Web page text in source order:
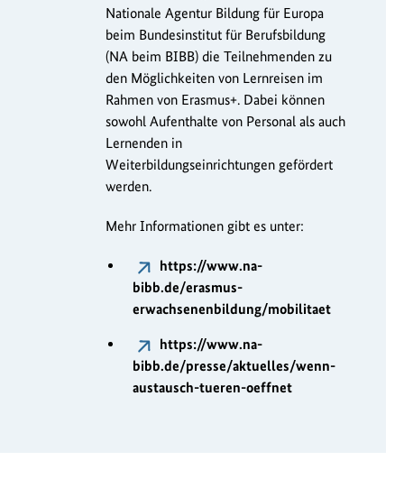
Nationale Agentur Bildung für Europa
beim Bundesinstitut für Berufsbildung
(NA beim BIBB) die Teilnehmenden zu
den Möglichkeiten von Lernreisen im
Rahmen von Erasmus+. Dabei können
sowohl Aufenthalte von Personal als auch
Lernenden in
Weiterbildungseinrichtungen gefördert
werden.
Mehr Informationen gibt es unter:
https://www.na-
bibb.de/erasmus-
erwachsenenbildung/mobilitaet
https://www.na-
bibb.de/presse/aktuelles/wenn-
austausch-tueren-oeffnet